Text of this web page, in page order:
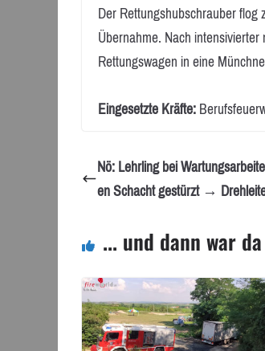
Der Rettungshubschrauber
Übernahme. Nach
Rettungswagen in eine
Eingesetzte Kräfte:
Nö: Lehrling bei
en Schacht gestürzt →
... und dann war